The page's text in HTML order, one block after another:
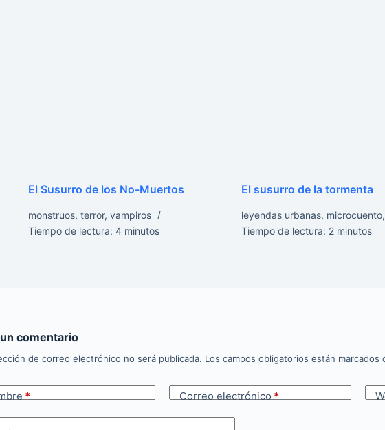
El Susurro de los No-Muertos
monstruos,terror,vampiros
Tiempo de lectura: 4 minutos
El susurro de la tormenta
leyendas urbanas, microcuento
Tiempo de lectura: 2 minutos
comentario
de correo electrónico no será publicada. Los campos obligatorios están marcados
* Correo electrónico*